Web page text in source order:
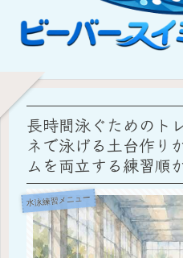
長時間泳ぐためのト
ネで泳げる土台作り
ムを両立する練習順
水泳練習メニュー